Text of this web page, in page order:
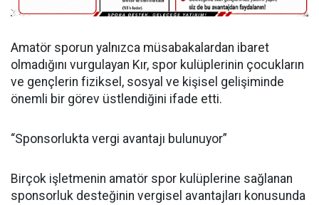
Amatör sporun yalnızca müsabakalardan ibaret
olmadığını vurgulayan Kır, spor kulüplerinin çocukların
ve gençlerin fiziksel, sosyal ve kişisel gelişiminde
önemli bir görev üstlendiğini ifade etti.
“Sponsorlukta vergi avantajı bulunuyor”
Birçok işletmenin amatör spor kulüplerine sağlanan
sponsorluk desteğinin vergisel avantajları konusunda